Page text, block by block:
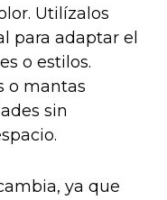
Utilízalos
para adaptar el
o estilos.
o mantas
sin
ya que